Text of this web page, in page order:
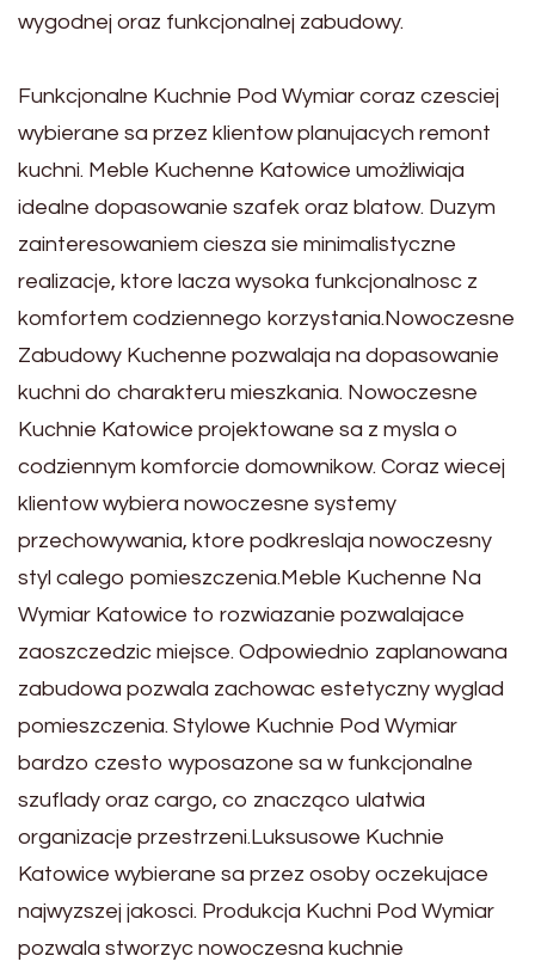
wygodnej oraz funkcjonalnej zabudowy.
Funkcjonalne Kuchnie Pod Wymiar coraz czesciej
wybierane sa przez klientow planujacych remont
kuchni. Meble Kuchenne Katowice umożliwiaja
idealne dopasowanie szafek oraz blatow. Duzym
zainteresowaniem ciesza sie minimalistyczne
realizacje, ktore lacza wysoka funkcjonalnosc z
komfortem codziennego korzystania.Nowoczesne
Zabudowy Kuchenne pozwalaja na dopasowanie
kuchni do charakteru mieszkania. Nowoczesne
Kuchnie Katowice projektowane sa z mysla o
codziennym komforcie domownikow. Coraz wiecej
klientow wybiera nowoczesne systemy
przechowywania, ktore podkreslaja nowoczesny
styl calego pomieszczenia.Meble Kuchenne Na
Wymiar Katowice to rozwiazanie pozwalajace
zaoszczedzic miejsce. Odpowiednio zaplanowana
zabudowa pozwala zachowac estetyczny wyglad
pomieszczenia. Stylowe Kuchnie Pod Wymiar
bardzo czesto wyposazone sa w funkcjonalne
szuflady oraz cargo, co znacząco ulatwia
organizacje przestrzeni.Luksusowe Kuchnie
Katowice wybierane sa przez osoby oczekujace
najwyzszej jakosci. Produkcja Kuchni Pod Wymiar
pozwala stworzyc nowoczesna kuchnie